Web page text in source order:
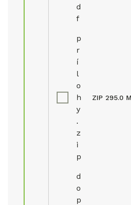
d
f
p
r
í
l
o
h
y
.
z
i
p
ZIP 295.0
d
o
p